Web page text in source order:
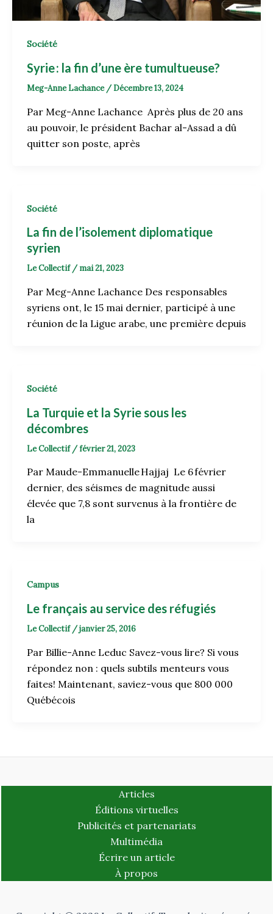
Société
Syrie : la fin d’une ère tumultueuse?
Meg-Anne Lachance /Décembre 13, 2024
Par Meg-Anne Lachance Après plus de 20 ans
au pouvoir, le président Bachar al-Assad a dû
quitter son poste, après
Société
La fin de l’isolement diplomatique
syrien
Le Collectif / mai 21, 2023
Par Meg-Anne Lachance Des responsables
syriens ont, le 15 mai dernier, participé à une
réunion de la Ligue arabe, une première depuis
Société
La Turquie et la Syrie sous les
décombres
Le Collectif /février 21, 2023
Par Maude-Emmanuelle Hajjaj Le 6 février
dernier, des séismes de magnitude aussi
élevée que 7,8 sont survenus à la frontière de
la
Campus
Le français au service des réfugiés
Le Collectif /janvier 25, 2016
Par Billie-Anne Leduc Savez-vous lire? Si vous
répondez non : quels subtils menteurs vous
faites! Maintenant, saviez-vous que 800 000
Québécois
Articles
Éditions virtuelles
Publicités et partenariats
Multimédia
Écrire un article
À propos